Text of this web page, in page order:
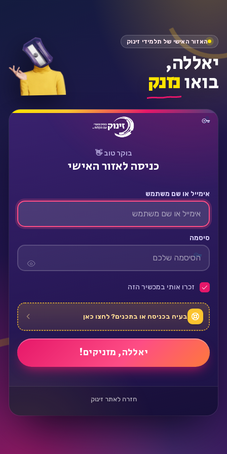
בוקר טוב 👋
כניסה לאזור האישי
אימייל או שם משתמש
סיסמה
זכרו אותי במכשיר הזה
בעיה בכניסה או בתכנים? לחצו כאן
חזרה לאתר זינוק
האזור האישי של תלמידי זינוק
יאללה,
בואונזנק